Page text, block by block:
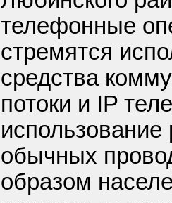
телефонные
стремятся
средства
потоки и IP
обычных
образом